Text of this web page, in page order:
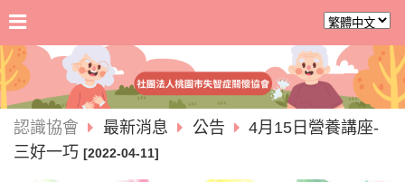
認識協會 最新消息 公告
4月15日營養講座-
三好一巧 [2022-04-11]